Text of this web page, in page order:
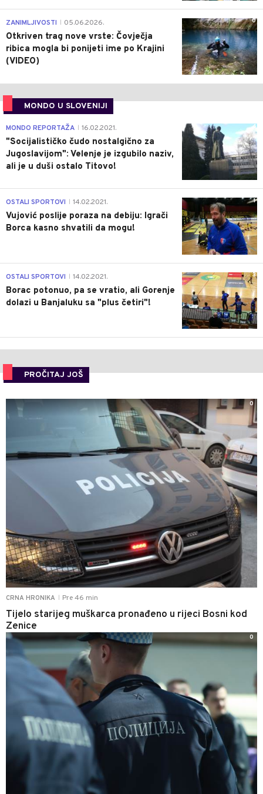
0
ZANIMLJIVOSTI 05.06.2026.
Otkriven trag nove vrste: Čovječja
ribica mogla bi ponijeti ime po Krajini
(VIDEO)
MONDO U SLOVENIJI
4
MONDO REPORTAŽA 16.02.2021.
"Socijalističko čudo nostalgično za
Jugoslavijom": Velenje je izgubilo naziv,
ali je u duši ostalo Titovo!
1
OSTALI SPORTOVI 14.02.2021.
Vujović poslije poraza na debiju: Igrači
Borca kasno shvatili da mogu!
3
OSTALI SPORTOVI 14.02.2021.
Borac potonuo, pa se vratio, ali Gorenje
dolazi u Banjaluku sa "plus četiri"!
PROČITAJ JOŠ
CRNA HRONIKA Pre 46 min
Tijelo starijeg muškarca pronađeno u rijeci Bosni kod
Zenice
0
0